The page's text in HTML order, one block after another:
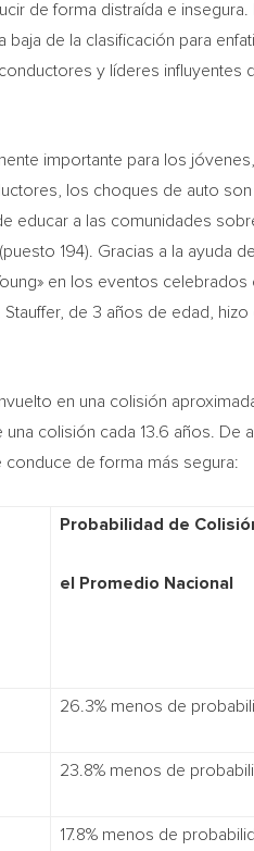
de forma distraída e
de la clasificación para
y líderes influyentes
importante para los
los choques de auto
educar a las comunidades
(puesto 194). Gracias a la ayuda
en los eventos
de 3 años de edad,
en una colisión
colisión cada 13.6 años. De
conduce de forma más segura:
Probabilidad de
el Promedio Nacional
26.3% menos de
23.8% menos de
17.8% menos de